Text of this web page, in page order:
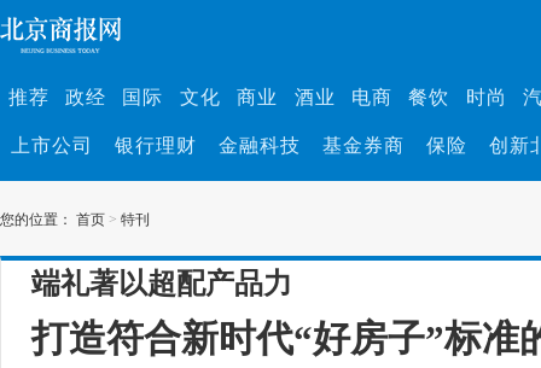
推荐 政经 国际 文化 商业 酒业 电商 餐饮 时尚
上市公司 银行理财 金融科技 基金券商 保险 创新
您的位置： 首页 > 特刊
端礼著以超配产品力
打造符合新时代“好房子”标准